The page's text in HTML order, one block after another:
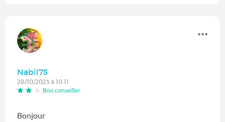
Nabil75
28/10/2023 à 10:11
Bon conseiller
Bonjour